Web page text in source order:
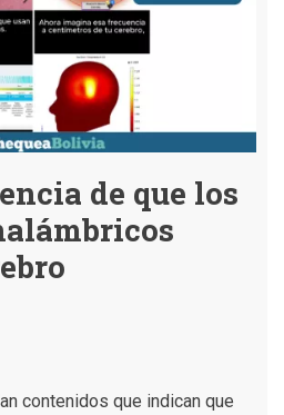
de que los
contenidos que indican que